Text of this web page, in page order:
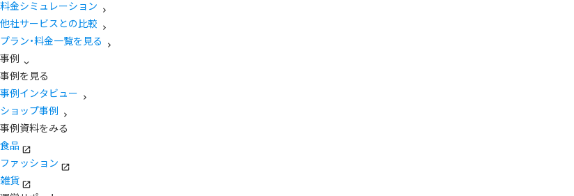
料金シミュレーション
他社サービスとの比較
プラン・料金一覧を見る
事例
事例を見る
事例インタビュー
ショップ事例
事例資料をみる
食品
ファッション
雑貨